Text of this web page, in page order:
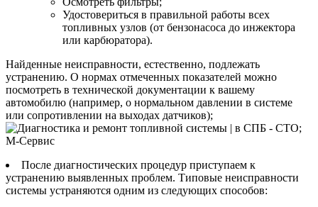
Удостовериться в правильной работы всех
топливных узлов (от бензонасоса до инжектора
или карбюратора).
Найденные неисправности, естественно, подлежать
устранению. О нормах отмеченных показателей можно
посмотреть в технической документации к вашему
автомобилю (например, о нормальном давлении в системе
или сопротивлении на выходах датчиков);
После диагностических процедур приступаем к
устранению выявленных проблем. Типовые неисправности
системы устраняются одним из следующих способов: